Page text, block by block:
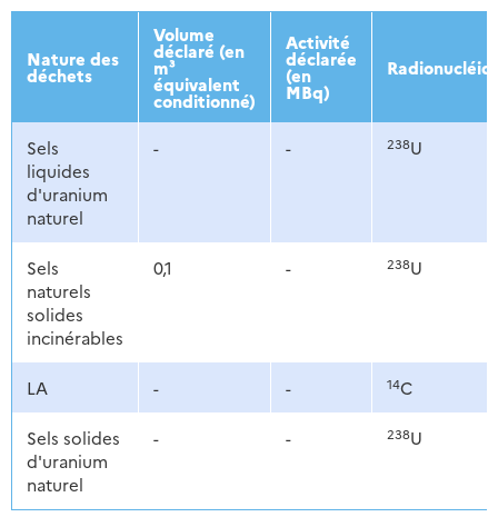
2013 2014 2015 2016
Nature des
déchets
Volume
déclaré (en
m³
équivalent
conditionné)
Activité
déclarée
(en
MBq)
Sels
liquides
d'uranium
naturel
- - 238U
Sels
naturels
solides
incinérables
0,1 - 238U
LA - - 14C
Sels solides
d'uranium
naturel
- - 238U